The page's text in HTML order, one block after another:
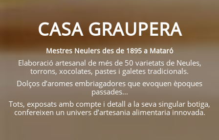
CASA GRAUPERA
Mestres Neulers des de 1895 a Mataró
Elaboració artesanal de més de 50 varietats de Neules,
torrons, xocolates, pastes i galetes tradicionals.
Dolços d’aromes embriagadores que evoquen èpoques
passades...
Tots, exposats amb compte i detall a la seva singular botiga,
confereixen un univers d’artesania alimentaria innovada.